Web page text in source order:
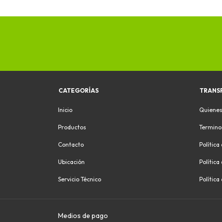
CATEGORÍAS
Inicio
Productos
Contacto
Ubicación
Servicio Técnico
Política
Política
Política
Medios de pago